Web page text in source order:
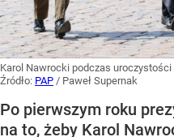
Karol Nawrocki podczas
Źródło: PAP / Paweł Supernak
Po pierwszym roku
na to, żeby Karol